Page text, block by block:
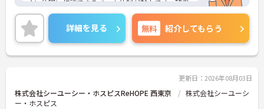
ぐに仲間に相談できるチーム体制が魅力です。残業
は全社平均残業月5時間程度と少なく、3日以上の連
続休暇で支援金が支給される独自の制度や、美容皮
膚科などの割引が受けられる福利厚生も充実してい
ます。ホスピスケアが初めてでも、充実した入社時
研修と資格取得支援制度を活用し、専門性を高めな
す。ご入居者さまの生きる喜びに寄り添いながらチ
ームで協力しながらより良いケアを提供したい方に
ぴったりの環境です。
詳細を見る 無料 紹介してもらう
更新日：2026年08月03日
株式会社シーユーシー・ホスピスReHOPE 西東京
株式会社シーユーシ
ー・ホスピス